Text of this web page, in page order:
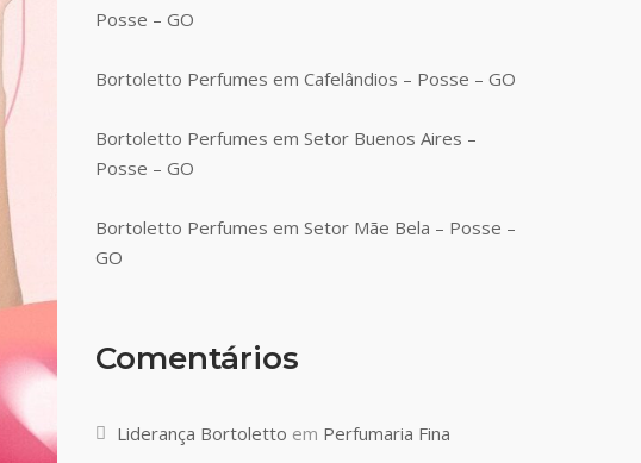
Posse – GO
Bortoletto Perfumes em Cafelândios – Posse – GO
Bortoletto Perfumes em Setor Buenos Aires –
Posse – GO
Bortoletto Perfumes em Setor Mãe Bela – Posse –
GO
Comentários
Liderança Bortoletto em Perfumaria Fina